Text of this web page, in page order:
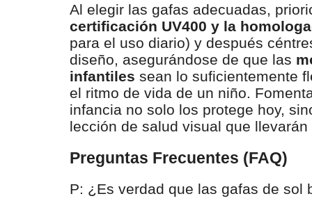
Al elegir las gafas adecuadas,
certificación UV400 y la
para el uso diario) y después
diseño, asegurándose de que las
infantiles sean lo suficientemente
el ritmo de vida de un niño.
infancia no solo los protege hoy,
lección de salud visual que
Preguntas Frecuentes (FAQ)
P: ¿Es verdad que las gafas de sol